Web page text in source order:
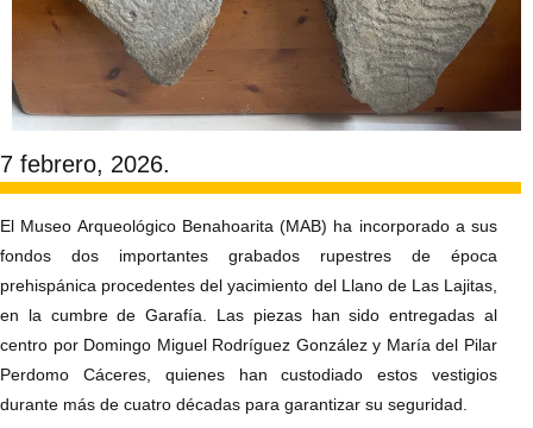
7 febrero, 2026.
El Museo Arqueológico Benahoarita (MAB) ha incorporado a sus
fondos dos importantes grabados rupestres de época
prehispánica procedentes del yacimiento del Llano de Las Lajitas,
en la cumbre de Garafía. Las piezas han sido entregadas al
centro por Domingo Miguel Rodríguez González y María del Pilar
Perdomo Cáceres, quienes han custodiado estos vestigios
durante más de cuatro décadas para garantizar su seguridad.